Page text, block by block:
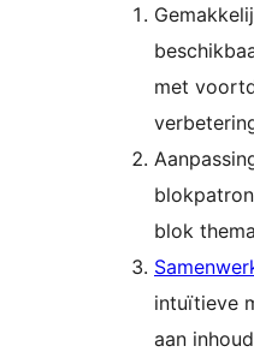
met
blok
intuïtieve
aan